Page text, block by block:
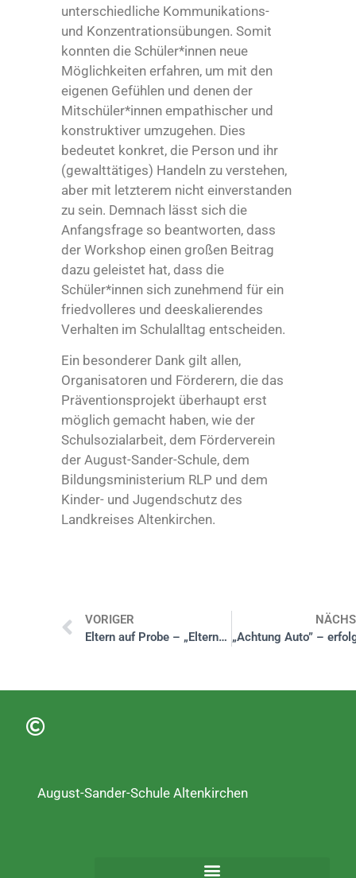
unterschiedliche Kommunikations-
und Konzentrationsübungen. Somit
konnten die Schüler*innen neue
Möglichkeiten erfahren, um mit den
eigenen Gefühlen und denen der
Mitschüler*innen empathischer und
konstruktiver umzugehen. Dies
bedeutet konkret, die Person und ihr
(gewalttätiges) Handeln zu verstehen,
aber mit letzterem nicht einverstanden
zu sein. Demnach lässt sich die
Anfangsfrage so beantworten, dass
der Workshop einen großen Beitrag
dazu geleistet hat, dass die
Schüler*innen sich zunehmend für ein
friedvolleres und deeskalierendes
Verhalten im Schulalltag entscheiden.
Ein besonderer Dank gilt allen,
Organisatoren und Förderern, die das
Präventionsprojekt überhaupt erst
möglich gemacht haben, wie der
Schulsozialarbeit, dem Förderverein
der August-Sander-Schule, dem
Bildungsministerium RLP und dem
Kinder- und Jugendschutz des
Landkreises Altenkirchen.
VORIGER
Eltern auf Probe – „Elternpraktikum“
August-Sander-Schule Altenkirchen